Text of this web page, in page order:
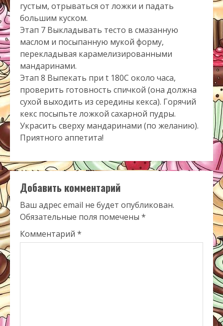
густым, отрываться от ложки и падать
большим куском.
Этап 7 Выкладывать тесто в смазанную
маслом и посыпанную мукой форму,
перекладывая карамелизированными
мандаринами.
Этап 8 Выпекать при t 180С около часа,
проверить готовность спичкой (она должна
сухой выходить из середины кекса). Горячий
кекс посыпьте ложкой сахарной пудры.
Украсить сверху мандаринами (по желанию).
Приятного аппетита!
Добавить комментарий
Ваш адрес email не будет опубликован.
Обязательные поля помечены *
Комментарий *